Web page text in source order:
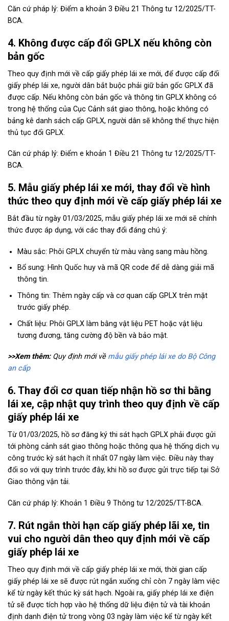
Căn cứ pháp lý: Điểm a khoản 3 Điều 21 Thông tư 12/2025/TT-
BCA.
4. Không được cấp đổi GPLX nếu không còn
bản gốc
Theo quy định mới về cấp giấy phép lái xe mới, để được cấp đổi
giấy phép lái xe, người dân bắt buộc phải giữ bản gốc GPLX đã
được cấp. Nếu không còn bản gốc và thông tin GPLX không có
trong hệ thống của Cục Cảnh sát giao thông, hoặc không có
bảng kê danh sách cấp GPLX, người dân sẽ không thể thực hiện
thủ tục đổi GPLX.
Căn cứ pháp lý: Điểm e khoản 1 Điều 21 Thông tư 12/2025/TT-
BCA.
5. Mẫu giấy phép lái xe mới, thay đổi về hình
thức theo quy định mới về cấp giấy phép lái xe
Bắt đầu từ ngày 01/03/2025, mẫu giấy phép lái xe mới sẽ chính
thức được áp dụng, với các thay đổi đáng chú ý:
Màu sắc: Phôi GPLX chuyển từ màu vàng sang màu hồng.
Bổ sung: Hình Quốc huy và mã QR code để dễ dàng giải mã
thông tin.
Thông tin: Thêm ngày cấp và cơ quan cấp GPLX trên mặt
trước giấy phép.
Chất liệu: Phôi GPLX làm bằng vật liệu PET hoặc vật liệu
tương đương, tăng cường độ bền và bảo mật.
>>Xem thêm:Quy định mới về mẫu giấy phép lái xe do Bộ Công
an cấp
6. Thay đổi cơ quan tiếp nhận hồ sơ thi bằng
lái xe, cập nhật quy trình theo quy định về cấp
giấy phép lái xe
Từ 01/03/2025, hồ sơ đăng ký thi sát hạch GPLX phải được gửi
tới phòng cảnh sát giao thông hoặc thông qua hệ thống dịch vụ
công trước kỳ sát hạch ít nhất 07 ngày làm việc. Điều này thay
đổi so với quy trình trước đây, khi hồ sơ được gửi trực tiếp tại Sở
Giao thông vận tải.
Căn cứ pháp lý: Khoản 1 Điều 9 Thông tư 12/2025/TT-BCA.
7. Rút ngắn thời hạn cấp giấy phép lãi xe, tin
vui cho người dân theo quy định mới về cấp
giấy phép lái xe
Theo quy định mới về cấp giấy phép lái xe mới, thời gian cấp
giấy phép lái xe sẽ được rút ngắn xuống chỉ còn 7 ngày làm việc
kể từ ngày kết thúc kỳ sát hạch. Ngoài ra, giấy phép lái xe điện
tử sẽ được tích hợp vào hệ thống dữ liệu điện tử và tài khoản
định danh điện tử trong vòng 03 ngày làm việc kể từ ngày kết